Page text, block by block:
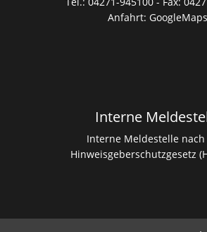
Anfahrt: GoogleMaps
Interne
Interne Meldestelle nach
Hinweisgeberschutzgesetz